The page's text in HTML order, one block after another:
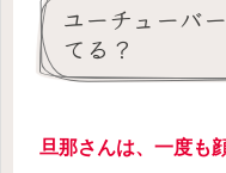
ユーチューバ
てる？
旦那さんは、一度も